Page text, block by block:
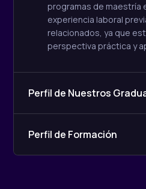
programas de maestría
experiencia laboral
relacionados, ya que
perspectiva práctica y
Perfil de Nuestros
Perfil de Formación